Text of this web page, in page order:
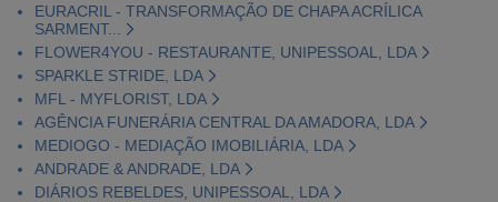
EURACRIL - TRANSFORMAÇÃO DE CHAPA ACRÍLICA
SARMENT...
FLOWER4YOU - RESTAURANTE, UNIPESSOAL, LDA
SPARKLE STRIDE, LDA
MFL - MYFLORIST, LDA
AGÊNCIA FUNERÁRIA CENTRAL DA AMADORA, LDA
MEDIOGO - MEDIAÇÃO IMOBILIÁRIA, LDA
ANDRADE & ANDRADE, LDA
DIÁRIOS REBELDES, UNIPESSOAL, LDA